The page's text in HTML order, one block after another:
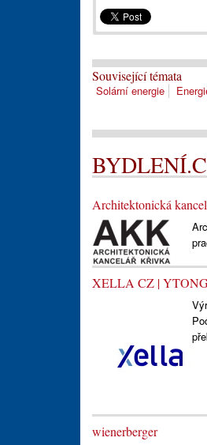
Související témata
Solární energie
Architektonická
XELLA CZ |
wienerberger